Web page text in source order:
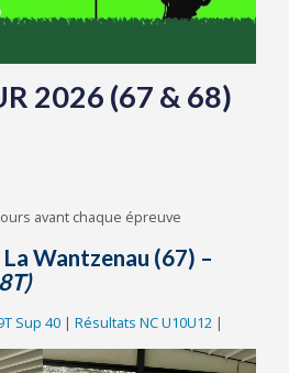
2026 (67 & 68)
avant chaque épreuve
La Wantzenau (67) –
Sup 40 | Résultats NC U10U12 |